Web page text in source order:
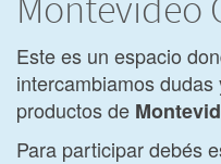
Este es un espacio
intercambiamos
productos de
Para participar debés